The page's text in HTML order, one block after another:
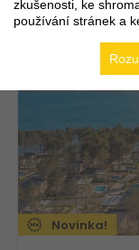
Novinka!
zkušenosti, ke
používání stránek a